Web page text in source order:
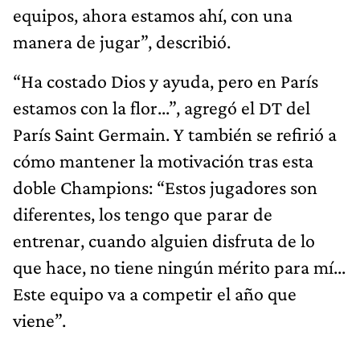
equipos, ahora estamos ahí, con una
manera de jugar”, describió.
“Ha costado Dios y ayuda, pero en París
estamos con la flor...”, agregó el DT del
París Saint Germain. Y también se refirió a
cómo mantener la motivación tras esta
doble Champions: “Estos jugadores son
diferentes, los tengo que parar de
entrenar, cuando alguien disfruta de lo
que hace, no tiene ningún mérito para mí...
Este equipo va a competir el año que
viene”.